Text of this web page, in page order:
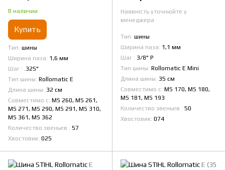
В наличии
Купить
Тип шины
Ширина паза 1,6 мм
Шаг
.325"
Тип шины Rollomatic E
Длина шины 32 см
Совместимо с MS 260, MS 261,
MS 271, MS 290, MS 291, MS 310,
MS 361, MS 362
Количество звеньев
57
Хвостовик 025
Наявність уточнюйте у
менеджера
Тип шины
Ширина паза 1,1 мм
Шаг
3/8" Р
Тип шины Rollomatic E Mini
Длина шины 35 см
Совместимо с MS 170, MS 180,
MS 181, MS 193
Количество звеньев
50
Хвостовик 074